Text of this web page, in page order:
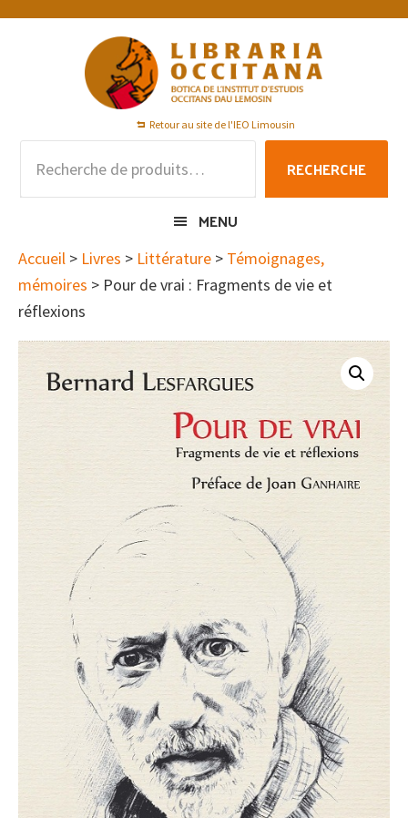
Passer
Passer
Passer
Retour au site de l'IEO Limousin
pour :
RECHERCHE
MENU
Accueil > Livres > Littérature > Témoignages,
mémoires > Pour de vrai : Fragments de vie et
réflexions